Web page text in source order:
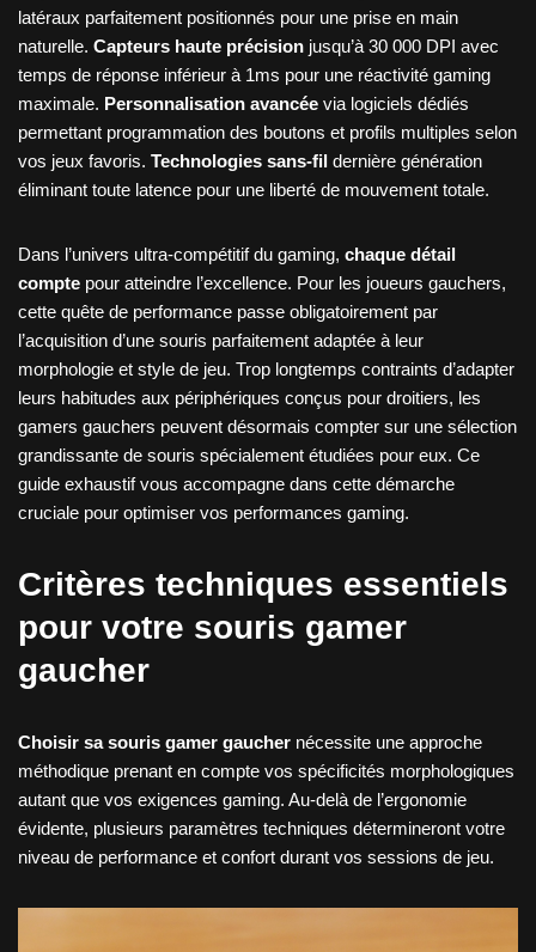
latéraux parfaitement positionnés pour une prise en main
naturelle. Capteurs haute précision jusqu’à 30 000 DPI avec
temps de réponse inférieur à 1ms pour une réactivité gaming
maximale. Personnalisation avancée via logiciels dédiés
permettant programmation des boutons et profils multiples selon
vos jeux favoris. Technologies sans-fil dernière génération
éliminant toute latence pour une liberté de mouvement totale.
Dans l’univers ultra-compétitif du gaming, chaque détail
compte pour atteindre l’excellence. Pour les joueurs gauchers,
cette quête de performance passe obligatoirement par
l’acquisition d’une souris parfaitement adaptée à leur
morphologie et style de jeu. Trop longtemps contraints d’adapter
leurs habitudes aux périphériques conçus pour droitiers, les
gamers gauchers peuvent désormais compter sur une sélection
grandissante de souris spécialement étudiées pour eux. Ce
guide exhaustif vous accompagne dans cette démarche
cruciale pour optimiser vos performances gaming.
Critères techniques essentiels
pour votre souris gamer
gaucher
Choisir sa souris gamer gaucher nécessite une approche
méthodique prenant en compte vos spécificités morphologiques
autant que vos exigences gaming. Au-delà de l’ergonomie
évidente, plusieurs paramètres techniques détermineront votre
niveau de performance et confort durant vos sessions de jeu.